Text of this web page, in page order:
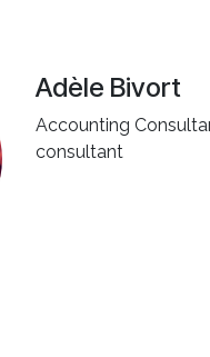
Adèle Bivort
Accounting
consultant